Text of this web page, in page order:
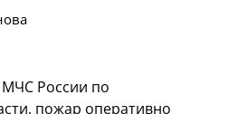
России по
пожар оперативно